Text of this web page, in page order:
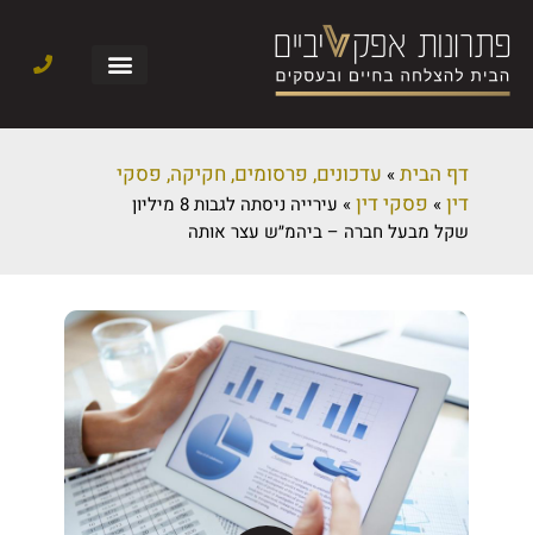
דף הבית» עדכונים, פרסומים, חקיקה, פסקי
דין» פסקי דין»
עירייה ניסתה לגבות 8 מיליון
שקל מבעל חברה – ביהמ״ש עצר אותה